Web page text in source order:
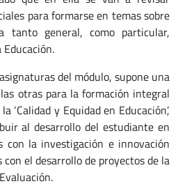
para formarse en temas sobre
tanto general, como particular,
del módulo, supone una
otras para la formación integral
‘Calidad y Equidad en Educación’,
al desarrollo del estudiante en
con la investigación e innovación
el desarrollo de proyectos de la